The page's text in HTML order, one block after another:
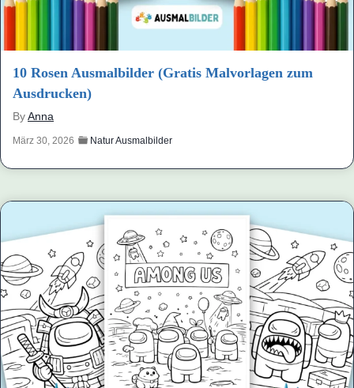
10 Rosen Ausmalbilder (Gratis Malvorlagen zum
Ausdrucken)
ByAnna
März 30, 2026 Natur Ausmalbilder